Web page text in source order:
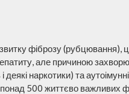
фіброзу (рубцювання),
але причиною
деякі наркотики) та
500 життєво важливих